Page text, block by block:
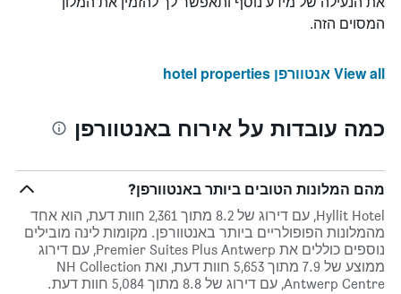
המסוים הזה.
View all אנטוורפן hotel properties
כמה עובדות על אירוח באנטוורפן
מהם המלונות הטובים ביותר באנטוורפן?
Hyllit Hotel, עם דירוג של 8.2 מתוך 2,361 חוות דעת, הוא אחד
מהמלונות הפופולריים ביותר באנטוורפן. מקומות לינה מובילים
נוספים כוללים את Premier Suites Plus Antwerp, עם דירוג
ממוצע של 7.9 מתוך 5,653 חוות דעת, ואת NH Collection
Antwerp Centre, עם דירוג של 8.8 מתוך 5,084 חוות דעת.